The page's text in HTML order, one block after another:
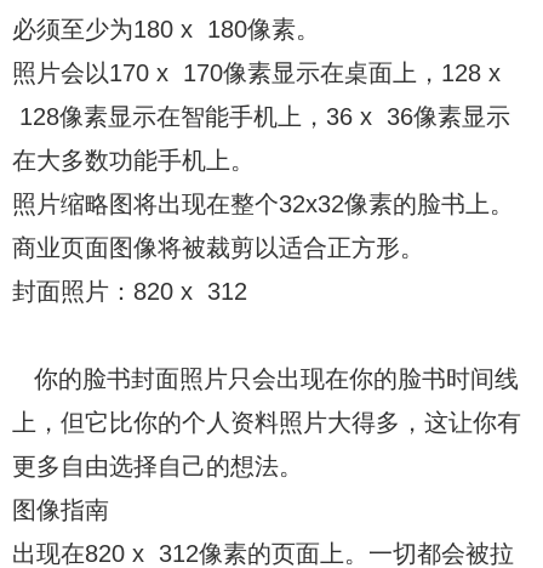
必须至少为180 x 180像素。
照片会以170 x 170像素显示在桌面上，128 x
128像素显示在智能手机上，36 x 36像素显示
在大多数功能手机上。
照片缩略图将出现在整个32x32像素的脸书上。
商业页面图像将被裁剪以适合正方形。
封面照片：820 x 312
你的脸书封面照片只会出现在你的脸书时间线
上，但它比你的个人资料照片大得多，这让你有
更多自由选择自己的想法。
图像指南
出现在820 x 312像素的页面上。一切都会被拉